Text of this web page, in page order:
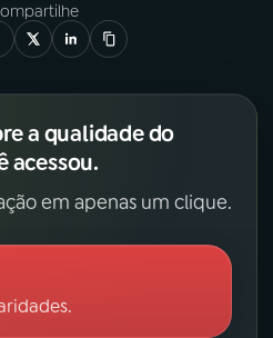
a qualidade do
acessou.
em apenas um clique.